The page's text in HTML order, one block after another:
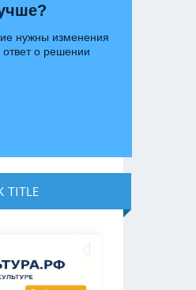
нужны изменения
ответ о решении
TITLE